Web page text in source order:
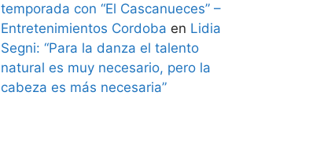
temporada con “El Cascanueces” –
Entretenimientos Cordoba en Lidia
Segni: “Para la danza el talento
natural es muy necesario, pero la
cabeza es más necesaria”